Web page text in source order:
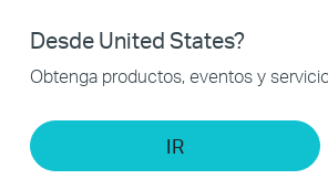
Negocios > Omada
Negocios >
Desde United States?
Obtenga productos, eventos y
IR